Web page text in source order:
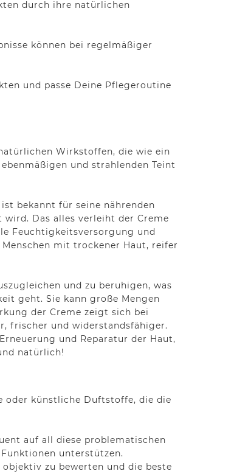
durch ihre natürlichen
können bei regelmäßiger
und passe Deine Pflegeroutine
Wirkstoffen, die wie ein
und strahlenden Teint
bekannt für seine nährenden
Das alles verleiht der Creme
Feuchtigkeitsversorgung und
mit trockener Haut, reifer
und zu beruhigen, was
geht. Sie kann große Mengen
der Creme zeigt sich bei
frischer und widerstandsfähiger.
und Reparatur der Haut,
natürlich!
oder künstliche Duftstoffe, die die
auf all diese problematischen
unterstützen.
zu bewerten und die beste